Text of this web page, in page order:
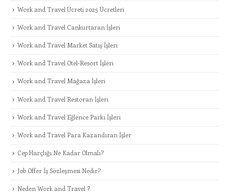
Work and Travel Ücreti 2025 Ücretleri
Work and Travel Cankurtaran İşleri
Work and Travel Market Satış İşleri
Work and Travel Otel-Resort İşleri
Work and Travel Mağaza İşleri
Work and Travel Restoran İşleri
Work and Travel Eğlence Parkı İşleri
Work and Travel Para Kazandıran İşler
Cep Harçlığı Ne Kadar Olmalı?
Job Offer İş Sözleşmesi Nedir?
Neden Work and Travel ?